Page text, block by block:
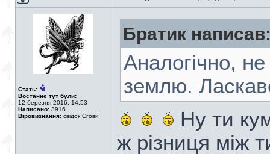
Стать:
Востаннє тут були:
12 березня 2016, 14:53
Написано: 3916
Віровизнання: свідок Єгови
Братик
Аналогічно,
землю.
Ну ти
ж різниця між